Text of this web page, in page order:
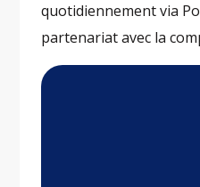
quotidiennement via
partenariat avec la